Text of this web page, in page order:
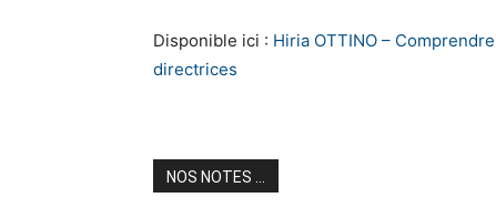
Disponible ici : Hiria OTTINO –
directrices
NOS NOTES ...